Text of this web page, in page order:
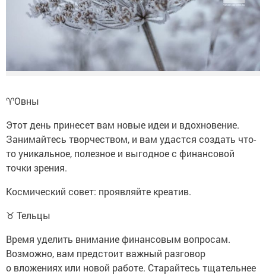
♈️Овны
Этот день принесет вам новые идеи и вдохновение.
Занимайтесь творчеством, и вам удастся создать что-
то уникальное, полезное и выгодное с финансовой
точки зрения.
Космический совет: проявляйте креатив.
♉ Тельцы
Время уделить внимание финансовым вопросам.
Возможно, вам предстоит важный разговор
о вложениях или новой работе. Старайтесь тщательнее